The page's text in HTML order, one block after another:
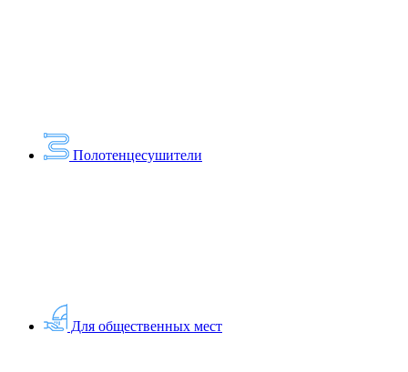
Полотенцесушители
Для общественных мест